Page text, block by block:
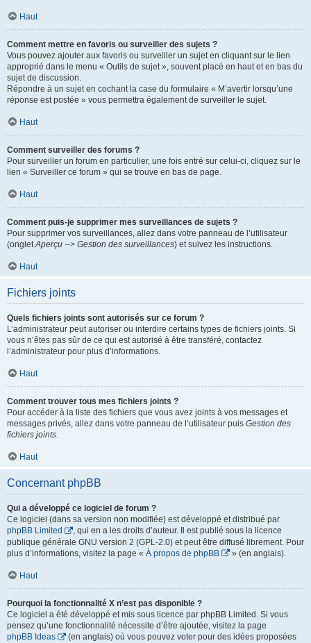
Haut
Comment mettre en favoris ou surveiller des sujets ?
Vous pouvez ajouter aux favoris ou surveiller un sujet en cliquant sur le lien
approprié dans le menu « Outils de sujet », souvent placé en haut et en bas du
sujet de discussion.
Répondre à un sujet en cochant la case du formulaire « M’avertir lorsqu’une
réponse est postée » vous permettra également de surveiller le sujet.
Haut
Comment surveiller des forums ?
Pour surveiller un forum en particulier, une fois entré sur celui-ci, cliquez sur le
lien « Surveiller ce forum » qui se trouve en bas de page.
Haut
Comment puis-je supprimer mes surveillances de sujets ?
Pour supprimer vos surveillances, allez dans votre panneau de l’utilisateur
(ongletAperçu --> Gestion des surveillances) et suivez les instructions.
Haut
Fichiers joints
Quels fichiers joints sont autorisés sur ce forum ?
L’administrateur peut autoriser ou interdire certains types de fichiers joints. Si
vous n’êtes pas sûr de ce qui est autorisé à être transféré, contactez
l’administrateur pour plus d’informations.
Haut
Comment trouver tous mes fichiers joints ?
Pour accéder à la liste des fichiers que vous avez joints à vos messages et
messages privés, allez dans votre panneau de l’utilisateur puis Gestion des
fichiers joints.
Haut
Concernant phpBB
Qui a développé ce logiciel de forum ?
Ce logiciel (dans sa version non modifiée) est développé et distribué par
phpBB Limited
, qui en a les droits d’auteur. Il est publié sous la licence
publique générale GNU version 2 (GPL-2.0) et peut être diffusé librement. Pour
plus d’informations, visitez la page « À propos de phpBB » (en anglais).
Haut
Pourquoi la fonctionnalité X n’est pas disponible ?
Ce logiciel a été développé et mis sous licence par phpBB Limited. Si vous
pensez qu’une fonctionnalité nécessite d’être ajoutée, visitez la page
phpBB Ideas
(en anglais) où vous pouvez voter pour des idées proposées